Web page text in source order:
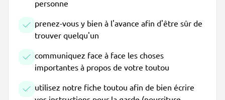
personne
prenez-vous y bien à l'avance afin d'être sûr de
trouver quelqu'un
communiquez face à face les choses
importantes à propos de votre toutou
utilisez notre fiche toutou afin de bien écrire